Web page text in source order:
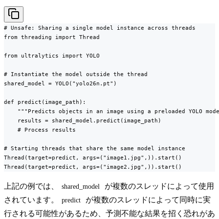
# Unsafe: Sharing a single model instance across threads
from threading import Thread
from ultralytics import YOLO
# Instantiate the model outside the thread
shared_model = YOLO("yolo26n.pt")
def predict(image_path):
"""Predicts objects in an image using a preloaded YOLO
    results = shared_model.predict(image_path)
    # Process results
# Starting threads that share the same model instance
Thread(target=predict, args=("image1.jpg",)).start()
Thread(target=predict, args=("image2.jpg",)).start()
上記の例では、 shared_model
が複数のスレッドによって使用
されています。
predict
が複数のスレッドによって同時に実
行される可能性があるため、予測不能な結果を招く恐れがあ